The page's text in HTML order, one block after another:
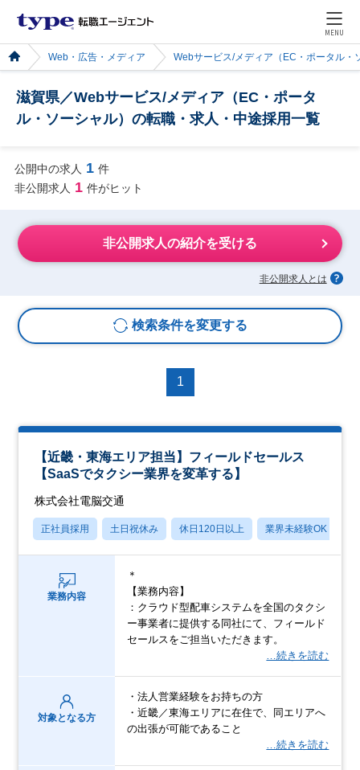
MENU
Web・広告・メディア Webサービス/メディア（EC・ポータル・
滋賀県／Webサービス/メディア（EC・ポータ
ル・ソーシャル）の転職・求人・中途採用一覧
公開中の求人 1 件
非公開求人 1 件がヒット
非公開求人の紹介を受ける
非公開求人とは
検索条件を変更する
1
【近畿・東海エリア担当】フィールドセールス
【SaaSでタクシー業界を変革する】
株式会社電脳交通
正社員採用 土日祝休み 休日120日以上 業界未経験OK
業務内容
＊
【業務内容】
：クラウド型配車システムを全国のタクシ
ー事業者に提供する同社にて、フィールド
セールスをご担当いただきます。
…続きを読む
対象となる方
・法人営業経験をお持ちの方
・近畿／東海エリアに在住で、同エリアへ
の出張が可能であること
…続きを読む